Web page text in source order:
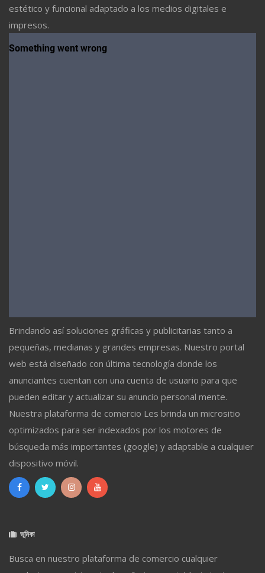
estético y funcional adaptado a los medios digitales e
impresos.
Brindando así soluciones gráficas y publicitarias tanto a
pequeñas, medianas y grandes empresas. Nuestro portal
web está diseñado con última tecnología donde los
anunciantes cuentan con una cuenta de usuario para que
pueden editar y actualizar su anuncio personal mente.
Nuestra plataforma de comercio Les brinda un micrositio
optimizados para ser indexados por los motores de
búsqueda más importantes (google) y adaptable a cualquier
dispositivo móvil.
ভূমিকা
Busca en nuestro plataforma de comercio cualquier